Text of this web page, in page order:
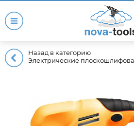
Назад в категорию
Электрические